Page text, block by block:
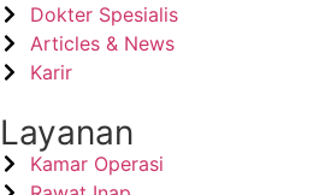
Dokter Spesialis
Articles & News
Karir
Layanan
Kamar Operasi